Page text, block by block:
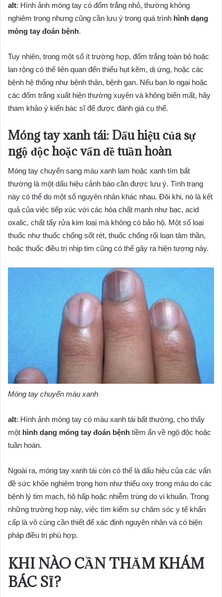
alt: Hình ảnh móng tay có đốm trắng nhỏ, thường không
nghiêm trọng nhưng cũng cần lưu ý trong quá trình hình dạng
móng tay đoán bệnh.
Tuy nhiên, trong một số ít trường hợp, đốm trắng toàn bộ hoặc
lan rộng có thể liên quan đến thiếu hụt kẽm, dị ứng, hoặc các
bệnh hệ thống như bệnh thận, bệnh gan. Nếu bạn lo ngại hoặc
các đốm trắng xuất hiện thường xuyên và không biến mất, hãy
tham khảo ý kiến bác sĩ để được đánh giá cụ thể.
Móng tay xanh tái: Dấu hiệu của sự
ngộ độc hoặc vấn đề tuần hoàn
Móng tay chuyển sang màu xanh lam hoặc xanh tím bất
thường là một dấu hiệu cảnh báo cần được lưu ý. Tình trạng
này có thể do một số nguyên nhân khác nhau. Đôi khi, nó là kết
quả của việc tiếp xúc với các hóa chất mạnh như bạc, acid
oxalic, chất tẩy rửa kim loại mà không có bảo hộ. Một số loại
thuốc như thuốc chống sốt rét, thuốc chống rối loạn tâm thần,
hoặc thuốc điều trị nhịp tim cũng có thể gây ra hiện tượng này.
Móng tay chuyển màu xanh
alt: Hình ảnh móng tay có màu xanh tái bất thường, cho thấy
một hình dạng móng tay đoán bệnh tiềm ẩn về ngộ độc hoặc
tuần hoàn.
Ngoài ra, móng tay xanh tái còn có thể là dấu hiệu của các vấn
đề sức khỏe nghiêm trọng hơn như thiếu oxy trong máu do các
bệnh lý tim mạch, hô hấp hoặc nhiễm trùng do vi khuẩn. Trong
những trường hợp này, việc tìm kiếm sự chăm sóc y tế khẩn
cấp là vô cùng cần thiết để xác định nguyên nhân và có biện
pháp điều trị phù hợp.
KHI NÀO CẦN THĂM KHÁM
BÁC SĨ?